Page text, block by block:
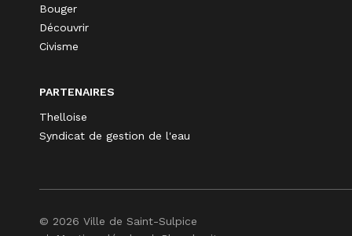
Bouger
Découvrir
Civisme
PARTENAIRES
Thelloise
Syndicat de gestion de l'eau
© 2026 Ville de Saint-Sulpice